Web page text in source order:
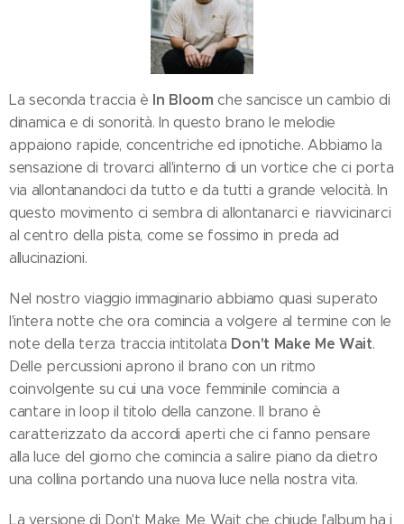
La seconda traccia è In Bloomche sancisce un cambio di
dinamica e di sonorità. In questo brano le melodie
appaiono rapide, concentriche ed ipnotiche. Abbiamo la
sensazione di trovarci all'interno di un vortice che ci porta
via allontanandoci da tutto e da tutti a grande velocità. In
questo movimento ci sembra di allontanarci e riavvicinarci
al centro della pista, come se fossimo in preda ad
allucinazioni.
Nel nostro viaggio immaginario abbiamo quasi superato
l'intera notte che ora comincia a volgere al termine con le
note della terza traccia intitolata Don't Make Me Wait.
Delle percussioni aprono il brano con un ritmo
coinvolgente su cui una voce femminile comincia a
cantare in loop il titolo della canzone. Il brano è
caratterizzato da accordi aperti che ci fanno pensare
alla luce del giorno che comincia a salire piano da dietro
una collina portando una nuova luce nella nostra vita.
La versione di Don't Make Me Wait che chiude l'album ha i